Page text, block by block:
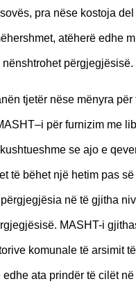
pra nëse kostoja
atëherë edhe
nënshtrohet përgjegjësisë.
tjetër nëse mënyra
për furnizim me
se ajo e
të bëhet një hetim pas
në të gjitha
MASHT-i
komunale të arsimit
edhe ata prindër të cilët